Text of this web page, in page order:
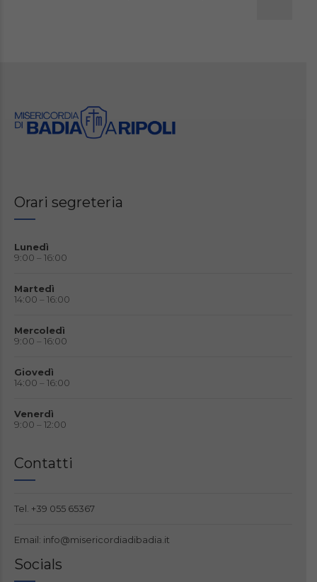
Orari segreteria
Lunedì
9:00 – 16:00
Martedì
14:00 – 16:00
Mercoledì
9:00 – 16:00
Giovedì
14:00 – 16:00
Venerdì
9:00 – 12:00
Contatti
Tel. +39 055 65367
Email: info@misericordiadibadia.it
Socials